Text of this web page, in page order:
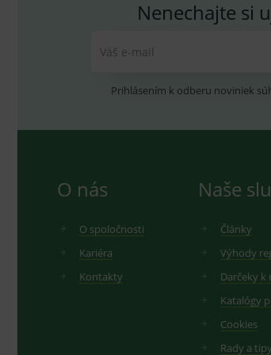
Nenechajte si
Váš e-mail
Prihlásením k odberu noviniek
O nás
O spoločnosti
Kariéra
Kontakty
Naše
Články
Výhody
Darčeky k
Katalógy
Cookies
Rady a tipy